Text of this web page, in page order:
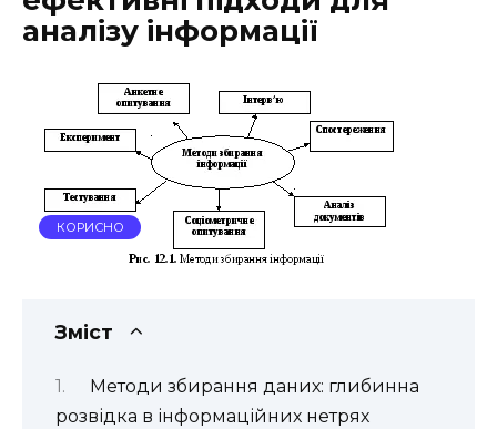
аналізу інформації
КОРИСНО
Зміст
Методи збирання даних: глибинна
розвідка в інформаційних нетрях